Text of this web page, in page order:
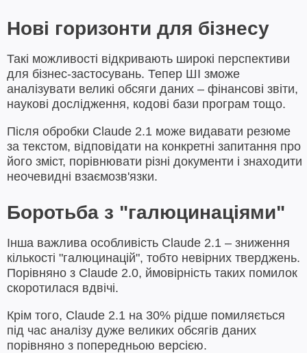
Нові горизонти для бізнесу
Такі можливості відкривають широкі перспективи
для бізнес-застосувань. Тепер ШІ зможе
аналізувати великі обсяги даних – фінансові звіти,
наукові дослідження, кодові бази програм тощо.
Після обробки Claude 2.1 може видавати резюме
за текстом, відповідати на конкретні запитання про
його зміст, порівнювати різні документи і знаходити
неочевидні взаємозв'язки.
Боротьба з "галюцинаціями"
Інша важлива особливість Claude 2.1 – зниження
кількості "галюцинацій", тобто невірних тверджень.
Порівняно з Claude 2.0, ймовірність таких помилок
скоротилася вдвічі.
Крім того, Claude 2.1 на 30% рідше помиляється
під час аналізу дуже великих обсягів даних
порівняно з попередньою версією.